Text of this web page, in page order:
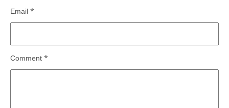
Comment *
Email *